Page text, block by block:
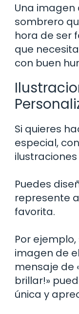
Una imagen
sombrero
hora de ser
que
con buen
Si quieres
especial,
Puedes
represente
favorita.
Por
imagen de
mensaje de
brillar!»
única y